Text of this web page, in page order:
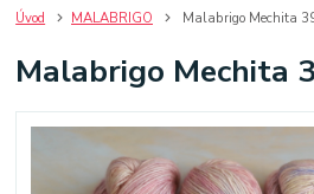
Úvod MALABRIGO Malabrigo Mechita
Malabrigo Mechita